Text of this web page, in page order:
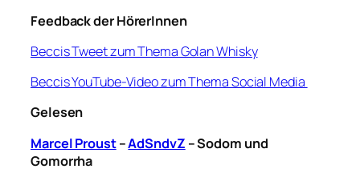
Feedback der HörerInnen
Beccis Tweet zum Thema Golan Whisky
Beccis YouTube-Video zum Thema Social Media
Gelesen
Marcel Proust–AdSndvZ –Sodom und
Gomorrha